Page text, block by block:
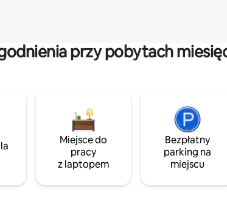
przy pobytach
Miejsce do
pracy
z laptopem
Bezpłatny
parking na
miejscu